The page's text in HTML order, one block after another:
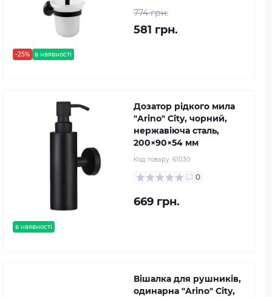
-25% в наявності
774 грн.
581 грн.
в наявності
Дозатор рідкого мила
"Arino" City, чорний,
нержавіюча сталь,
200×90×54 мм
Код товару: 61030
0
669 грн.
Вішалка для рушників,
одинарна "Arino" City,